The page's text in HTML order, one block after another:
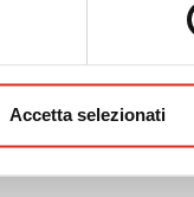
Accetta selezionati
le caratteristiche
• RICHIEDI LA DEMO •